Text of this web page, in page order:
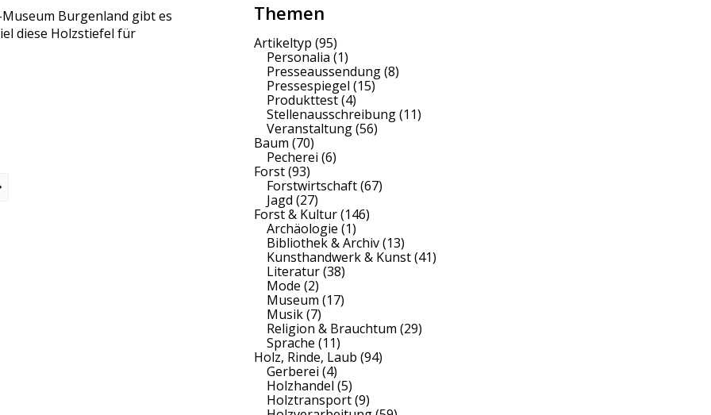
Burgenland gibt es
diese Holzstiefel für
Themen
Artikeltyp (95)
Personalia (1)
Presseaussendung(8)
Pressespiegel (15)
Produkttest(4)
Stellenausschreibung(11)
Veranstaltung(56)
Baum (70)
Pecherei (6)
Forst(93)
Forstwirtschaft(67)
Jagd (27)
Forst & Kultur(146)
Archäologie (1)
Bibliothek & Archiv(13)
Kunsthandwerk & Kunst(41)
Literatur(38)
Mode (2)
Museum (17)
Musik(7)
Religion & Brauchtum (29)
Sprache (11)
Holz, Rinde, Laub (94)
Gerberei (4)
Holzhandel (5)
Holztransport(9)